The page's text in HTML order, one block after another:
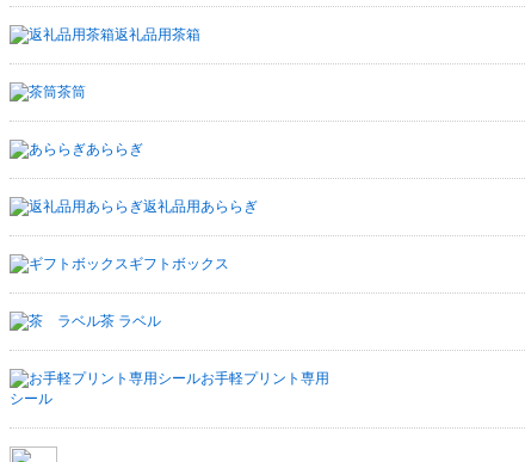
返礼品用茶箱
茶筒
あららぎ
返礼品用あららぎ
ギフトボックス
茶 ラベル
お手軽プリント専用
シール